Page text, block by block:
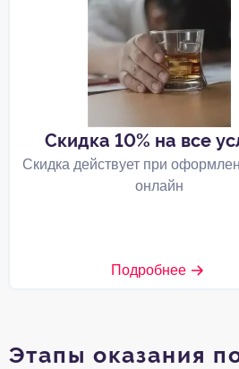
Скидка 10% на все
Скидка действует при
онлайн
Подробнее
Этапы оказания